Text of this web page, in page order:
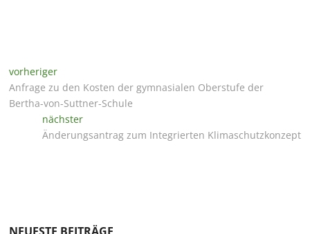
vorheriger
Anfrage zu den Kosten der gymnasialen Oberstufe der
Bertha-von-Suttner-Schule
nächster
Änderungsantrag zum Integrierten Klimaschutzkonzept
NEUESTE BEITRÄGE